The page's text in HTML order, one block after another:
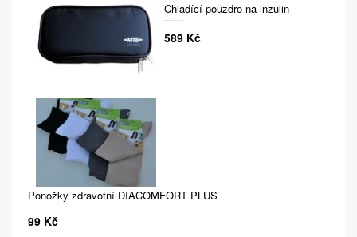
Chladící pouzdro na inzulin
589 Kč
Ponožky zdravotní DIACOMFORT PLUS
99 Kč